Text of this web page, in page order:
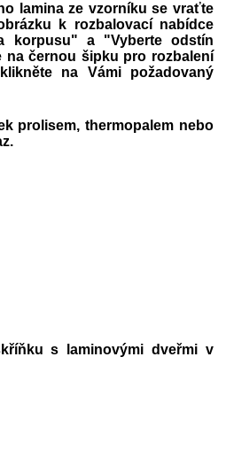
lamina ze vzorníku se vraťte
k rozbalovací nabídce
korpusu" a "Vyberte odstín
na černou šipku pro rozbalení
na Vámi požadovaný
prolisem, thermopalem nebo
s laminovými dveřmi v